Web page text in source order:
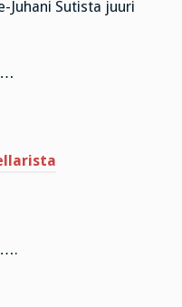
Juhani Sutista juuri